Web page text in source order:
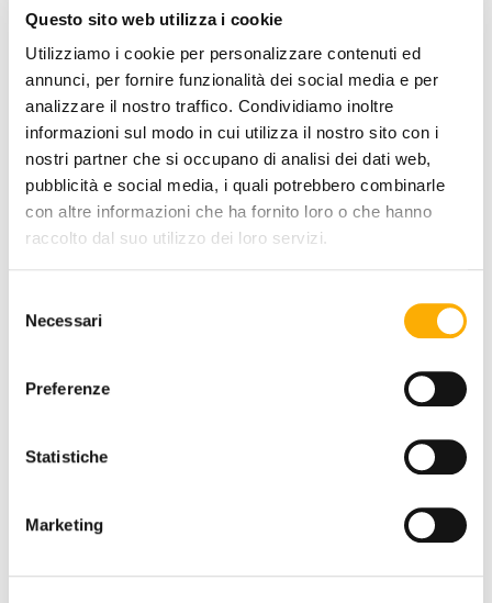
Questo sito web utilizza i cookie
Utilizziamo i cookie per personalizzare contenuti ed
annunci, per fornire funzionalità dei social media e per
analizzare il nostro traffico. Condividiamo inoltre
informazioni sul modo in cui utilizza il nostro sito con i
nostri partner che si occupano di analisi dei dati web,
pubblicità e social media, i quali potrebbero combinarle
con altre informazioni che ha fornito loro o che hanno
raccolto dal suo utilizzo dei loro servizi.
delNecessari
Preferenze
Statistiche
Marketing
+0€
COAT HOOKS FINISH:
+0€